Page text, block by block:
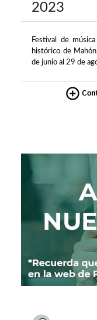
2023
Festival de
histórico de
de junio al 29 de